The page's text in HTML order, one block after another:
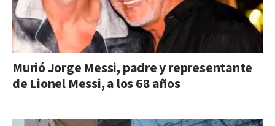
Murió Jorge Messi, padre y representante
de Lionel Messi, a los 68 años